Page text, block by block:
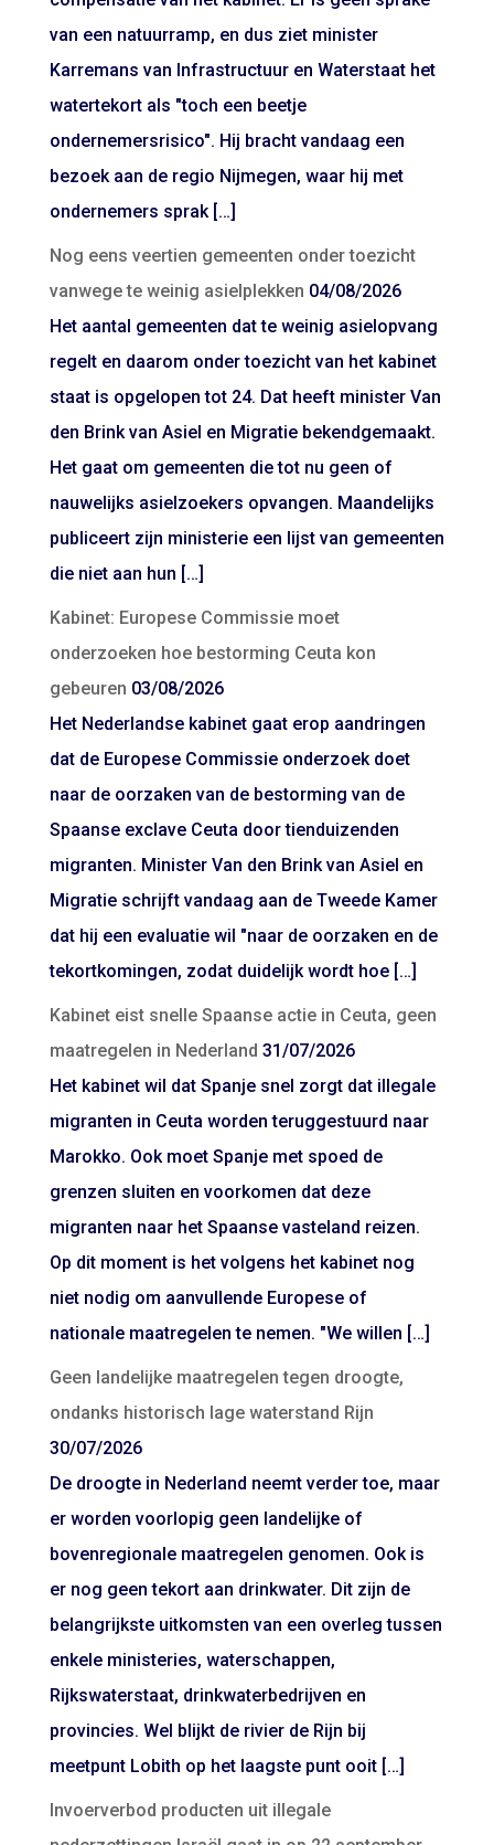
van een natuurramp, en dus ziet minister
Karremans van Infrastructuur en Waterstaat het
watertekort als "toch een beetje
ondernemersrisico". Hij bracht vandaag een
bezoek aan de regio Nijmegen, waar hij met
ondernemers sprak […]
Nog eens veertien gemeenten onder toezicht
vanwege te weinig asielplekken 04/08/2026
Het aantal gemeenten dat te weinig asielopvang
regelt en daarom onder toezicht van het kabinet
staat is opgelopen tot 24. Dat heeft minister Van
den Brink van Asiel en Migratie bekendgemaakt.
Het gaat om gemeenten die tot nu geen of
nauwelijks asielzoekers opvangen. Maandelijks
publiceert zijn ministerie een lijst van gemeenten
die niet aan hun […]
Kabinet: Europese Commissie moet
onderzoeken hoe bestorming Ceuta kon
gebeuren 03/08/2026
Het Nederlandse kabinet gaat erop aandringen
dat de Europese Commissie onderzoek doet
naar de oorzaken van de bestorming van de
Spaanse exclave Ceuta door tienduizenden
migranten. Minister Van den Brink van Asiel en
Migratie schrijft vandaag aan de Tweede Kamer
dat hij een evaluatie wil "naar de oorzaken en de
tekortkomingen, zodat duidelijk wordt hoe […]
Kabinet eist snelle Spaanse actie in Ceuta, geen
maatregelen in Nederland 31/07/2026
Het kabinet wil dat Spanje snel zorgt dat illegale
migranten in Ceuta worden teruggestuurd naar
Marokko. Ook moet Spanje met spoed de
grenzen sluiten en voorkomen dat deze
migranten naar het Spaanse vasteland reizen.
Op dit moment is het volgens het kabinet nog
niet nodig om aanvullende Europese of
nationale maatregelen te nemen. "We willen […]
Geen landelijke maatregelen tegen droogte,
ondanks historisch lage waterstand Rijn
30/07/2026
De droogte in Nederland neemt verder toe, maar
er worden voorlopig geen landelijke of
bovenregionale maatregelen genomen. Ook is
er nog geen tekort aan drinkwater. Dit zijn de
belangrijkste uitkomsten van een overleg tussen
enkele ministeries, waterschappen,
Rijkswaterstaat, drinkwaterbedrijven en
provincies. Wel blijkt de rivier de Rijn bij
meetpunt Lobith op het laagste punt ooit […]
Invoerverbod producten uit illegale